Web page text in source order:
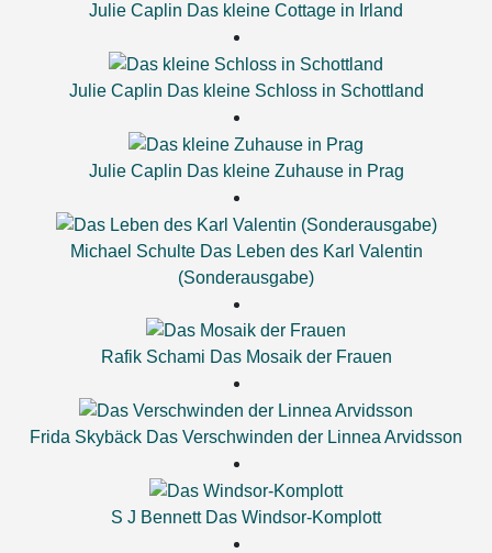
Julie Caplin Das kleine Cottage in Irland
Julie Caplin Das kleine Schloss in Schottland
Julie Caplin Das kleine Zuhause in Prag
Michael Schulte Das Leben des Karl Valentin
(Sonderausgabe)
Rafik Schami Das Mosaik der Frauen
Frida Skybäck Das Verschwinden der Linnea Arvidsson
S J Bennett Das Windsor-Komplott